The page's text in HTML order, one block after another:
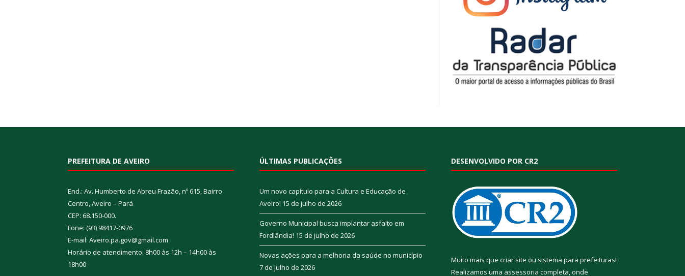
PREFEITURA DE AVEIRO
End.: Av. Humberto de Abreu Frazão, nº 615, Bairro
Centro, Aveiro – Pará
CEP: 68.150-000.
Fone: (93) 98417-0976
E-mail: Aveiro.pa.gov@gmail.com
Horário de atendimento: 8h00 às 12h – 14h00 às
18h00
ÚLTIMAS PUBLICAÇÕES
Um novo capítulo para a Cultura e Educação de
Aveiro! 15 de julho de 2026
Governo Municipal busca implantar asfalto em
Fordlândia! 15 de julho de 2026
Novas ações para a melhoria da saúde no município
7 de julho de 2026
DESENVOLVIDO POR CR2
Muito mais que criar site ou sistema para prefeituras!
Realizamos uma assessoria completa, onde